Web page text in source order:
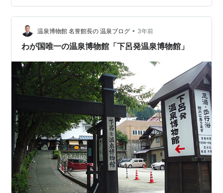
温泉「瀧の湯」 地熱谷 旅行記 Day４ー前編ー 本日は台
湾最終日、夕方の便で帰国する日です。まずは、朝から
ホテルをチェックアウトして観光へチェックイン・アウ
ト端末ホテ…
温泉博物館 名誉館長の 温泉ブログ • 3年前
わが国唯一の温泉博物館「下呂発温泉博物館」